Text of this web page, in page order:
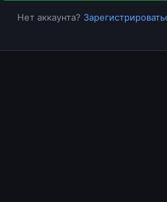
Нет аккаунта?